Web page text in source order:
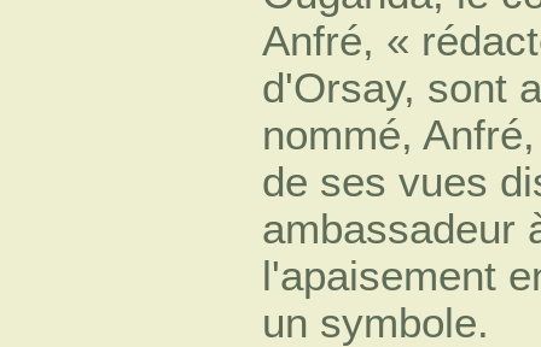
Anfré, «
d'Orsay, sont
nommé,
de ses vues
ambassadeur
l'apaisement
un symbole.